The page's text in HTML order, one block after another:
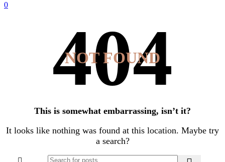
0
NOT FOUND
This is somewhat embarrassing, isn’t it?
It looks like nothing was found at this location. Maybe try
a search?